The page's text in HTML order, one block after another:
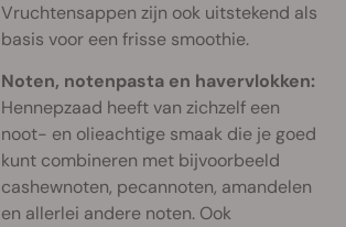
Vruchtensappen zijn ook uitstekend als
basis voor een frisse smoothie.
Noten, notenpasta en havervlokken:
Hennepzaad heeft van zichzelf een
noot- en olieachtige smaak die je goed
kunt combineren met bijvoorbeeld
cashewnoten, pecannoten, amandelen
en allerlei andere noten. Ook